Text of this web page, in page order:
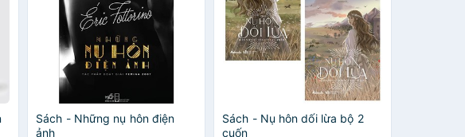
Sách - Những nụ hôn điện
ảnh
Sách - Nụ hôn dối lừa bộ 2
cuốn